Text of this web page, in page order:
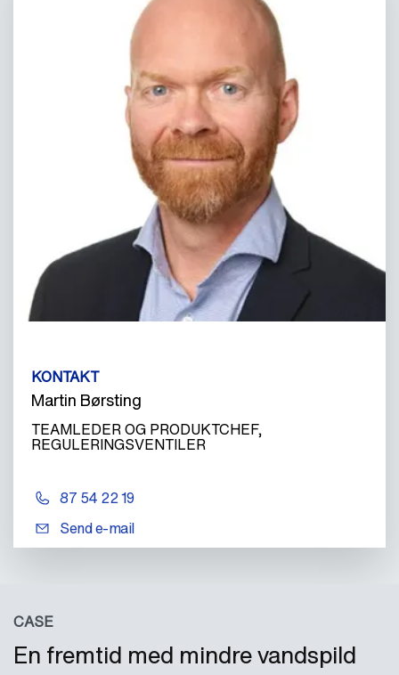
KONTAKT
Martin Børsting
TEAMLEDER OG PRODUKTCHEF,
REGULERINGSVENTILER
87 54 22 19
Send e-mail
CASE
En fremtid med mindre vandspild